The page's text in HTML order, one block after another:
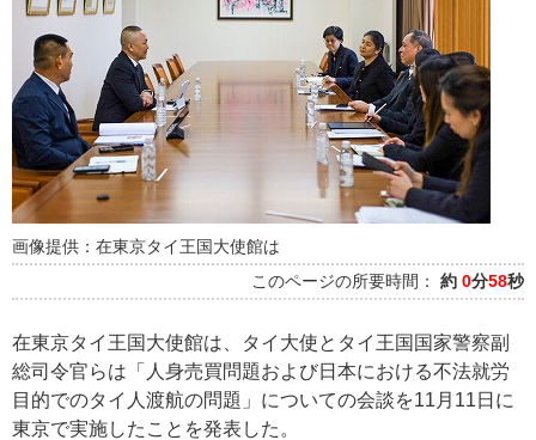
画像提供：在東京タイ王国大使館は
このページの所要時間： 約 0分58秒
在東京タイ王国大使館は、タイ大使とタイ王国国家警察副
総司令官らは「人身売買問題および日本における不法就労
目的でのタイ人渡航の問題」についての会談を11月11日に
東京で実施したことを発表した。